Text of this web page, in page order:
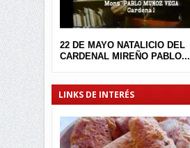
22 DE MAYO NATALICIO DEL
CARDENAL MIREÑO PABLO...
LINKS DE INTERÉS